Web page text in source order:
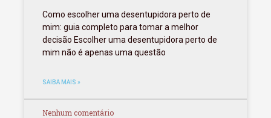
Como escolher uma desentupidora perto de
mim: guia completo para tomar a melhor
decisão Escolher uma desentupidora perto de
mim não é apenas uma questão
SAIBA MAIS »
Nenhum comentário